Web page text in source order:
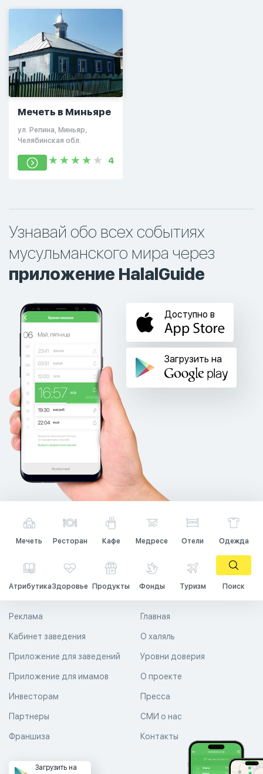
Мечеть в Миньяре
ул. Репина, Миньяр,
Челябинская обл.
4
Узнавай обо всех событиях
мусульманского мира через
приложение HalalGuide
Доступно в
Загрузить на
Мечеть Ресторан Кафе Медресе Отели Одежда
АтрибутикаЗдоровье Продукты Фонды Туризм Поиск
Главная
О халяль
Уровни доверия
Реклама
Кабинет заведения
Приложение для заведений
Приложение для имамов О проекте
Пресса
СМИ о нас
Контакты
Инвесторам
Партнеры
Франшиза
Загрузить на